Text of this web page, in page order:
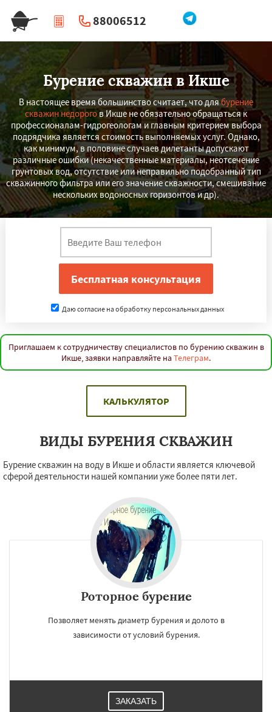
88006512
| Перезвоните мне
Бурение скважин в Икше
В настоящее время большинство считает, что длябурение
скважин недорогов Икше не обязательно обращаться к
профессионалам-гидрогеологам и главным критерием выбора
подрядчика является стоимость выполняемых услуг. Однако,
как минимум, в половине случаев дилетанты допускают
различные ошибки (некачественные материалы, неотсечение
грунтовых вод, отсутствие или неправильно подобранный тип
скважинного фильтра или его значение скважности, смешивание
нескольких водоносных горизонтов и др).
Даю согласие на обработку персональных данных
Приглашаем к сотрудничеству специалистов по бурению скважин в
Икше, заявки направляйте на Телеграм.
КАЛЬКУЛЯТОР
ВИДЫ БУРЕНИЯ СКВАЖИН
Бурение скважин на воду в Икше и области является ключевой
сферой деятельности нашей компании уже более пяти лет.
Роторное бурение
Позволяет менять диаметр бурения и долото в
зависимости от условий бурения.
ЗАКАЗАТЬ